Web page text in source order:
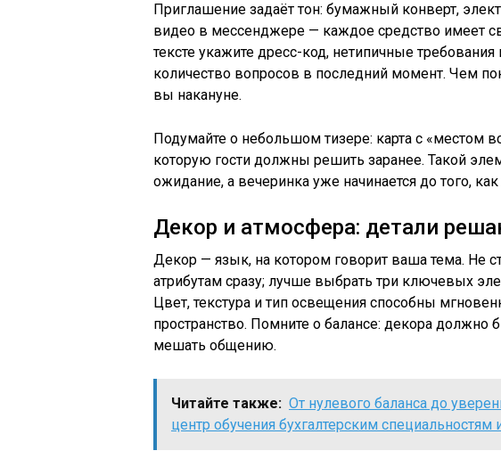
Приглашение задаёт тон: бумажный конверт,
видео в мессенджере — каждое средство имеет
тексте укажите дресс-код, нетипичные
количество вопросов в последний момент. Чем
вы накануне.
Подумайте о небольшом тизере: карта с «местом
которую гости должны решить заранее. Такой
ожидание, а вечеринка уже начинается до того,
Декор и атмосфера: детали
Декор — язык, на котором говорит ваша тема. Не
атрибутам сразу; лучше выбрать три ключевых
Цвет, текстура и тип освещения способны
пространство. Помните о балансе: декора должно
мешать общению.
Читайте также: От нулевого баланса до
центр обучения бухгалтерским специальностям